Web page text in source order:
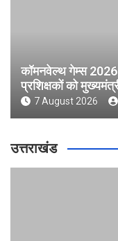
कॉमनवेल्थ गेम्स
प्रशिक्षकों को
7 August 2026
उत्तराखंड